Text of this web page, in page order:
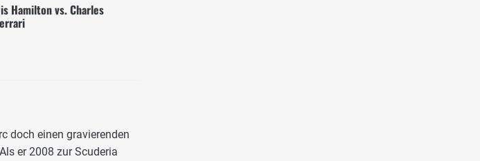
Hamilton vs. Charles
doch einen gravierenden
er 2008 zur Scuderia